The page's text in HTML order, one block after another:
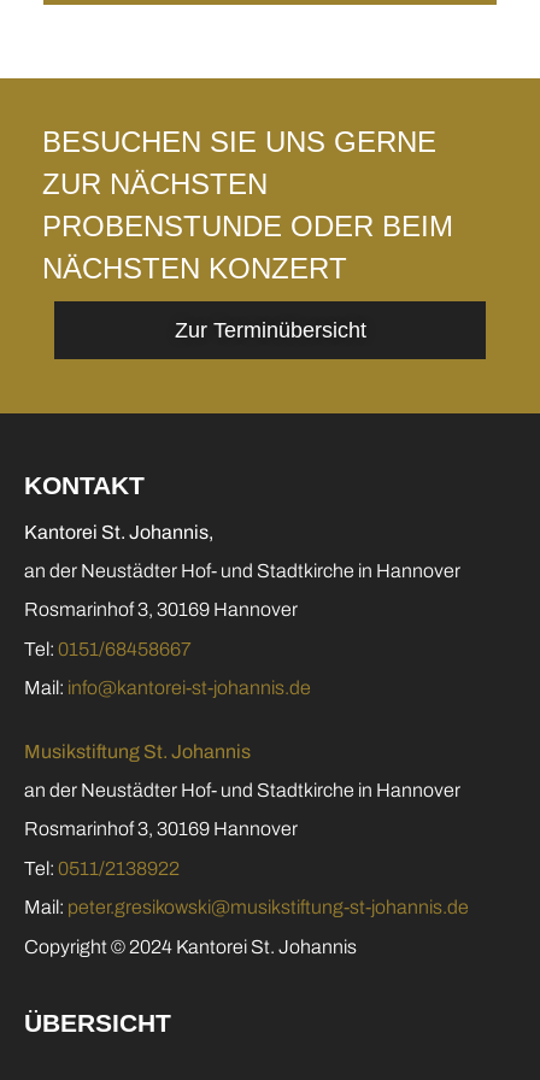
BESUCHEN SIE UNS GERNE
ZUR NÄCHSTEN
PROBENSTUNDE ODER BEIM
NÄCHSTEN KONZERT
Zur Terminübersicht
KONTAKT
Kantorei St. Johannis,
an der Neustädter Hof- und Stadtkirche in Hannover
Rosmarinhof 3, 30169 Hannover
Tel: 0151/68458667
Mail: info@kantorei-st-johannis.de
Musikstiftung St. Johannis
an der Neustädter Hof- und Stadtkirche in Hannover
Rosmarinhof 3, 30169 Hannover
Tel: 0511/2138922
Mail: peter.gresikowski@musikstiftung-st-johannis.de
Copyright © 2024 Kantorei St. Johannis
ÜBERSICHT